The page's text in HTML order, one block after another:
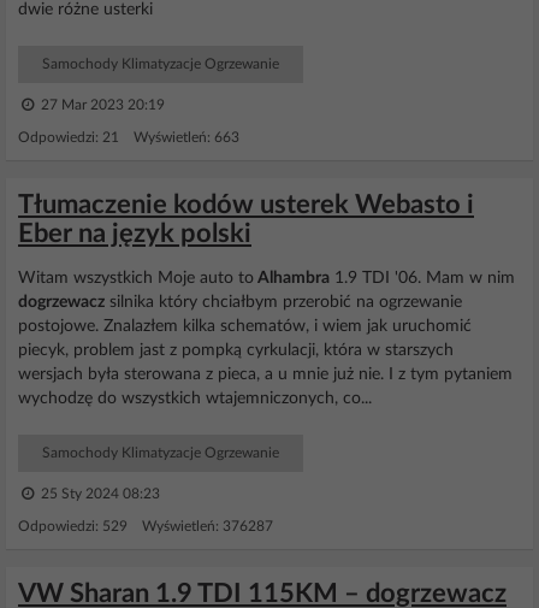
dwie różne usterki
Samochody Klimatyzacje Ogrzewanie
27 Mar 2023 20:19
Odpowiedzi: 21 Wyświetleń: 663
Tłumaczenie kodów usterek Webasto i
Eber na język polski
Witam wszystkich Moje auto to Alhambra 1.9 TDI '06. Mam w nim
dogrzewacz silnika który chciałbym przerobić na ogrzewanie
postojowe. Znalazłem kilka schematów, i wiem jak uruchomić
piecyk, problem jast z pompką cyrkulacji, która w starszych
wersjach była sterowana z pieca, a u mnie już nie. I z tym pytaniem
wychodzę do wszystkich wtajemniczonych, co...
Samochody Klimatyzacje Ogrzewanie
25 Sty 2024 08:23
Odpowiedzi: 529 Wyświetleń: 376287
VW Sharan 1.9 TDI 115KM – dogrzewacz